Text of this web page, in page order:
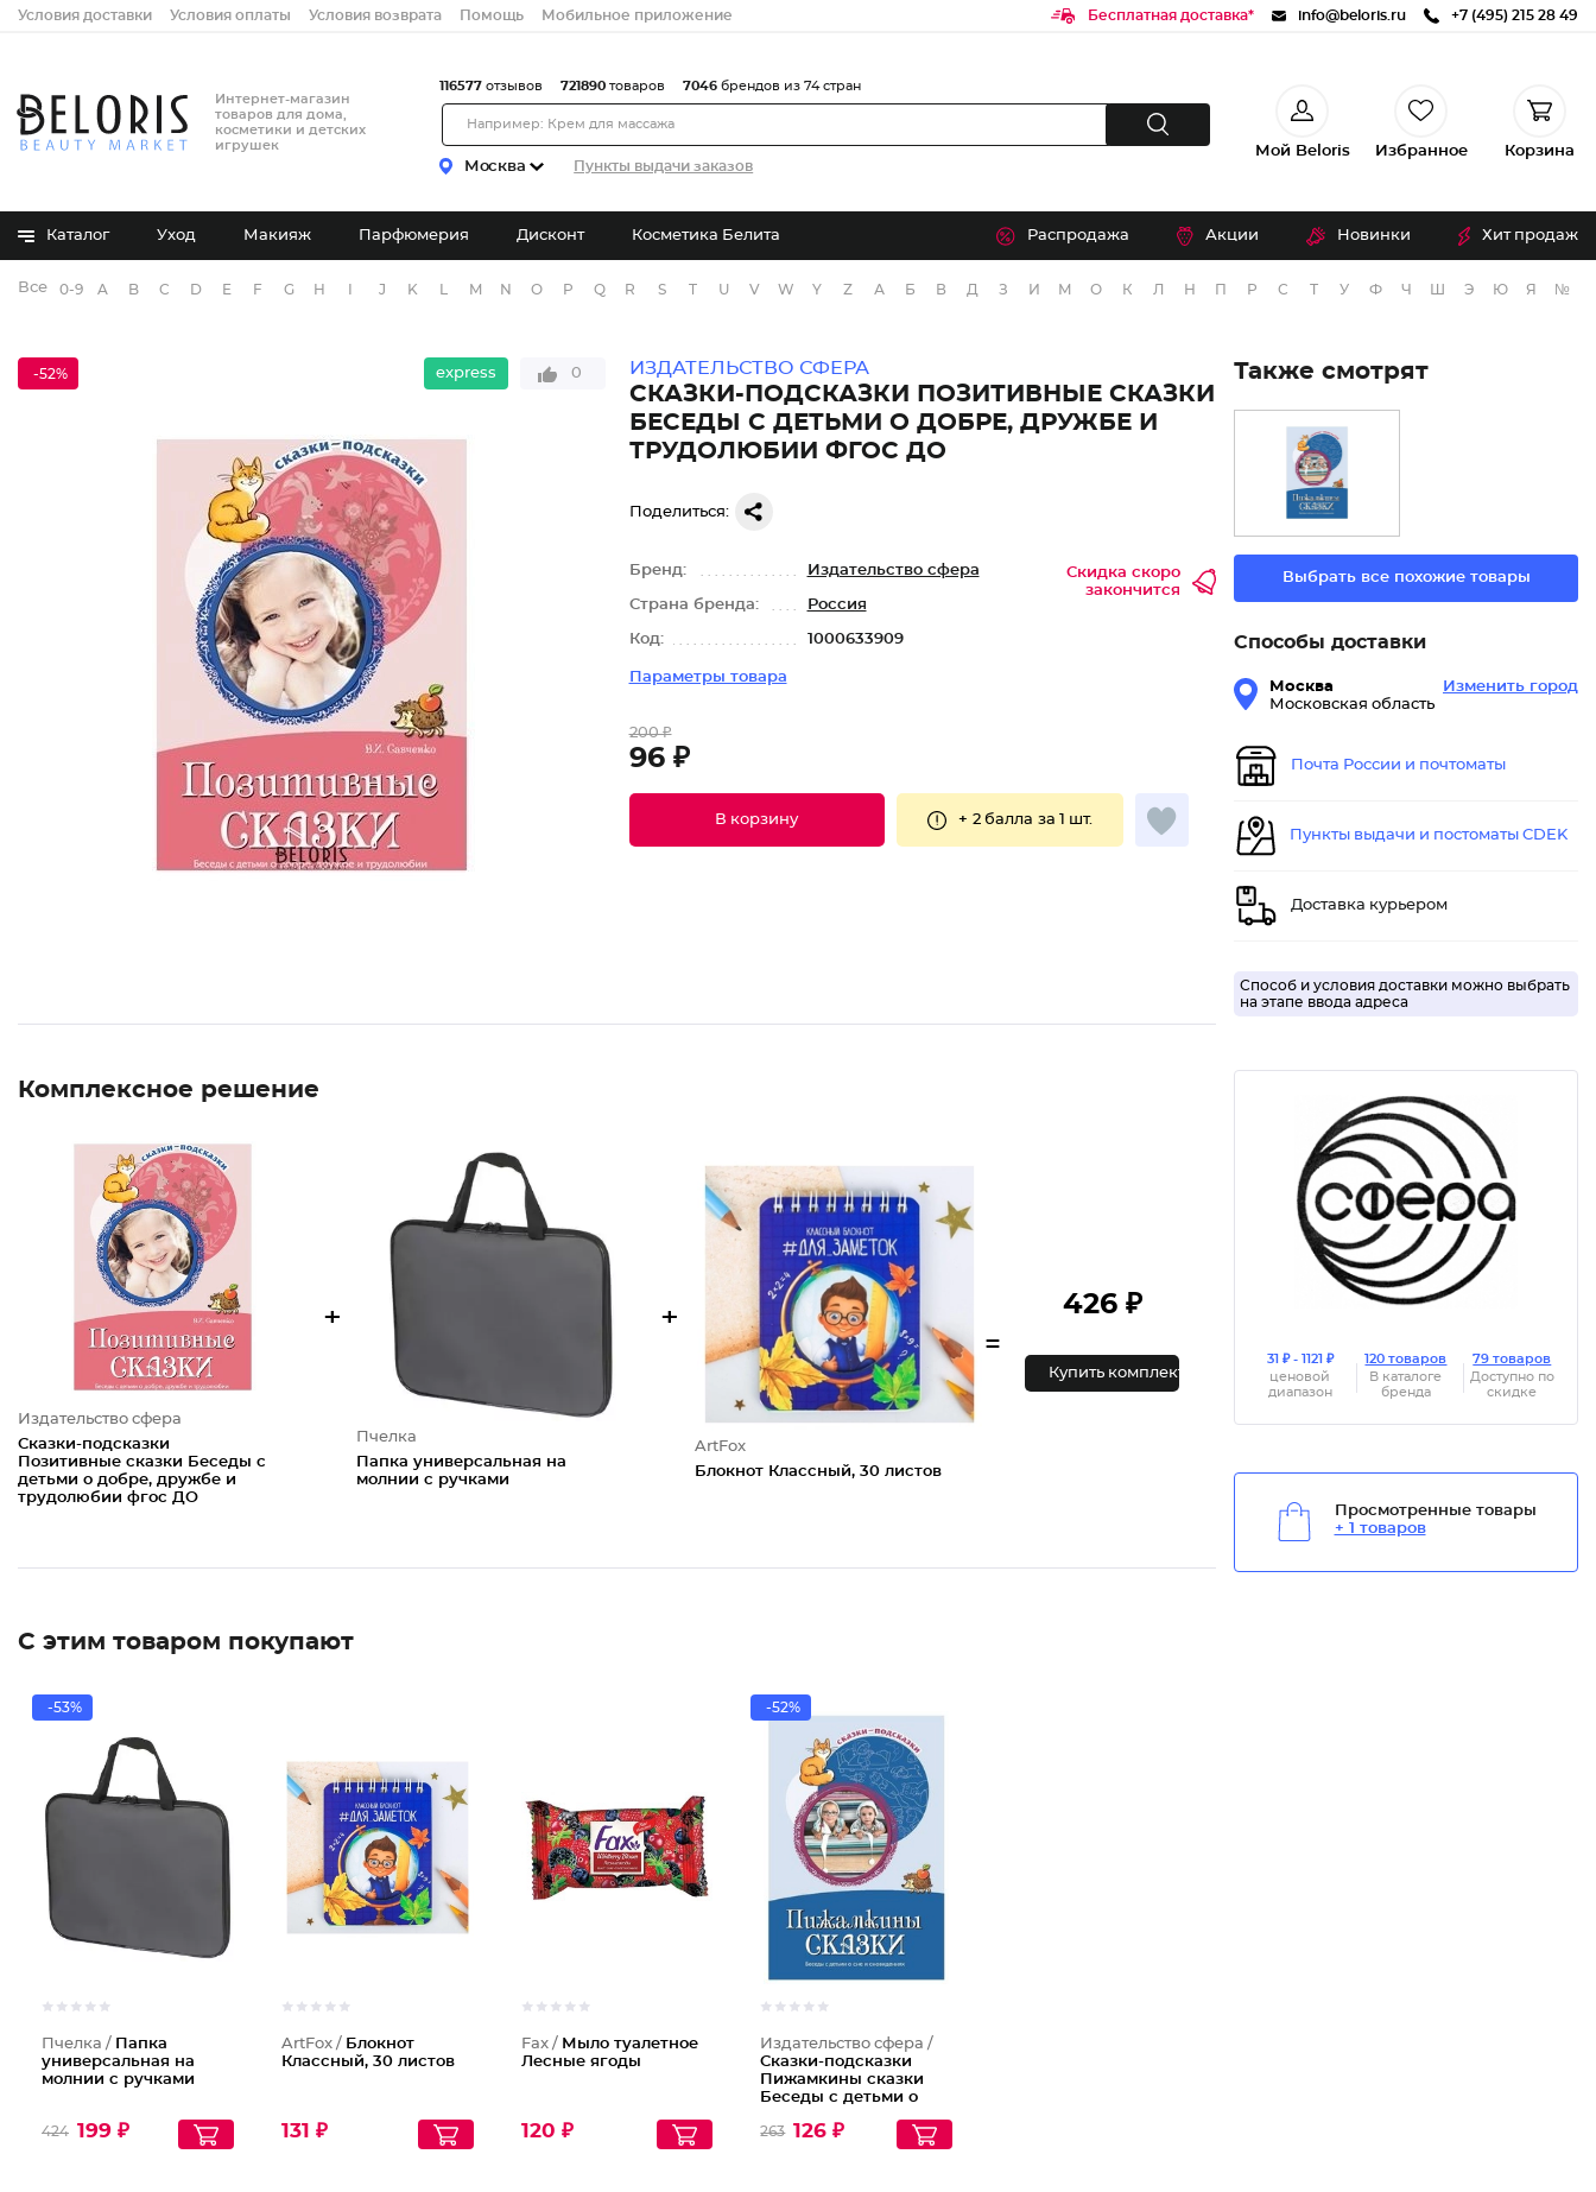
Условия доставки Условия оплаты Условия возврата Помощь Мобильное приложение Бесплатная доставка* info@beloris.ru +7 (495) 215 28 49
Интернет-магазин
товаров для дома,
косметики и детских
игрушек
Москва Пункты выдачи заказов
116577 отзывов 721890 товаров 7046 брендов из 74 стран
Мой Beloris Избранное Корзина
Каталог Уход Макияж Парфюмерия Дисконт Косметика Белита Распродажа Акции Новинки Хит продаж
Все бренды
0-9 A B C D E F G H J K M N O P Q R S T U V W Y Z А Б В Д З И М О К Л Н П Р С Т У Ф Ч Э Ю Я №
-52% express 0 ИЗДАТЕЛЬСТВО СФЕРА
СКАЗКИ-ПОДСКАЗКИ ПОЗИТИВНЫЕ СКАЗКИ
БЕСЕДЫ С ДЕТЬМИ О ДОБРЕ, ДРУЖБЕ И
ТРУДОЛЮБИИ ФГОС ДО
Поделиться:
Бренд: Издательство сфера
Страна бренда: Россия
Код: 1000633909
Скидка скоро
закончится
Параметры товара
200 ₽
96 ₽
В корзину + 2 балла за 1 шт.
Комплексное решение
Издательство сфера
Сказки-подсказки
Позитивные сказки Беседы с
детьми о добре, дружбе и
трудолюбии фгос ДО
+
Пчелка
Папка универсальная на
молнии с ручками
+
ArtFox
Блокнот Классный, 30 листов
=
426 ₽
Купить комплект
С этим товаром покупают
-53%
Пчелка / Папка
универсальная на
молнии с ручками
424 199 ₽
ArtFox / Блокнот
Классный, 30 листов
131 ₽
Fax / Мыло туалетное
Лесные ягоды
120 ₽
-52%
Издательство сфера /
Сказки-подсказки
Пижамкины сказки
Беседы с детьми о
Соответствует ФГОС
263 126 ₽
Также смотрят
Выбрать все похожие товары
Способы доставки
Москва
Московская область
Изменить город
Почта России и почтоматы
Пункты выдачи и постоматы CDEK
Доставка курьером
Способ и условия доставки можно выбрать
на этапе ввода адреса
31 ₽ - 1121 ₽
ценовой
диапазон
120 товаров
В каталоге
бренда
79 товаров
Доступно по
скидке
Просмотренные товары
+ 1 товаров